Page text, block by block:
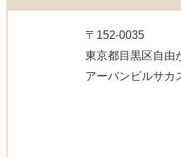
〒152-0035
東京都目黒区自由
アーバンビルサカ